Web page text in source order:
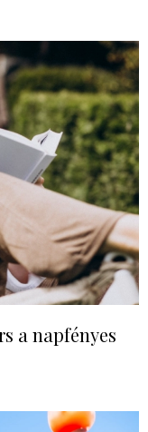
a napfényes